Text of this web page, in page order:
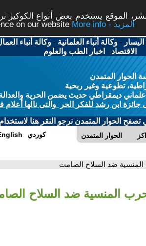
الموقع يستخدم بعض أنواع الكوكيز
on our website
More info - المزيد
-وكالة أنباء العلمانية -وكالة أنباء
الاقتصاد - اخبار الطب والعلوم
الحوار المتمدن
تطوعية وغير ربحية
ديمقراطي حديث يضمن الحرية والعدالة
ابن رشد للفكر الحر والتى نالها أعلام
الحوار المتمدن نرجو النقر هنا
الحوار المتمدن كوردي
ضد السلاح الصامت
المنسية ضد السلاح